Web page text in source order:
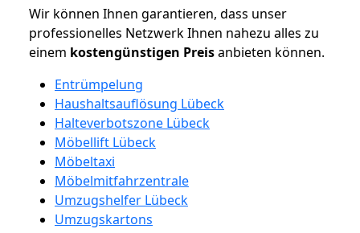
Wir können Ihnen garantieren, dass unser
professionelles Netzwerk Ihnen nahezu alles zu
einem kostengünstigen Preisanbieten können.
Entrümpelung
Haushaltsauflösung Lübeck
Halteverbotszone Lübeck
Möbellift Lübeck
Möbeltaxi
Möbelmitfahrzentrale
Umzugshelfer Lübeck
Umzugskartons